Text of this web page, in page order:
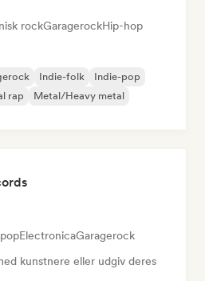
rockGaragerockHip-hop
Indie-folk
Indie-pop
rap
Metal/Heavy metal
ElectronicaGaragerock
kunstnere eller udgiv deres